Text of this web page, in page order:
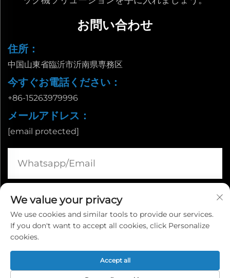
お問い合わせ
住所：
中国山東省臨沂市沂南県専務区
今すぐお電話ください：
+86-15263979996
メールアドレス：
[email protected]
© 2024 臨沂福達機械製造有限公司。全著作権を保有します。
We value your privacy
We use cookies and similar tools to provide our services.
If you don't want to accept all cookies, click Personalize
cookies.
Accept all